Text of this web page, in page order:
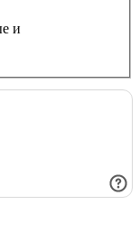
и